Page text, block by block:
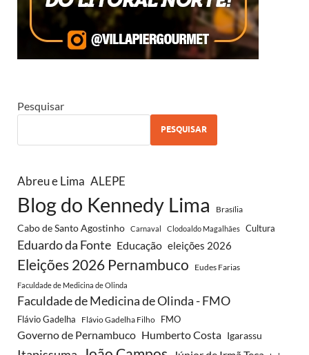
Pesquisar
PESQUISAR
Abreu e Lima ALEPE
Blog do Kennedy Lima Brasília
Cabo de Santo Agostinho Carnaval Clodoaldo Magalhães Cultura
Eduardo da Fonte Educação eleições 2026
Eleições 2026 Pernambuco Eudes Farias
Faculdade de Medicina de Olinda
Faculdade de Medicina de Olinda - FMO
Flávio Gadelha Flávio Gadelha Filho FMO
Governo de Pernambuco Humberto Costa Igarassu